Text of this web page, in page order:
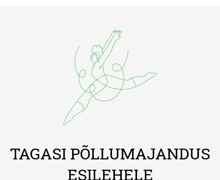
TAGASI PÕLLUMAJANDUS
ESILEHELE